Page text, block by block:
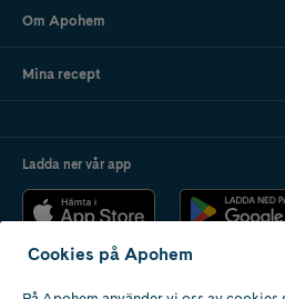
Om Apohem
Mina recept
Ladda ner vår app
Cookies på Apohem